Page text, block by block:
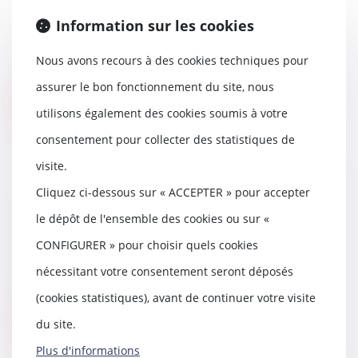
06/05/2025
ne peut être condamné pour des
Lire la suite
à la carte BTP ?
02/05/2025
La carte d’identification
professionnelle d’un salarié du
BTP, souvent abrégé...
Lire la suite
Information sur les cookies
Nous avons recours à des cookies techniques pour
assurer le bon fonctionnement du site, nous
utilisons également des cookies soumis à votre
consentement pour collecter des statistiques de
visite.
Cliquez ci-dessous sur « ACCEPTER » pour accepter
le dépôt de l'ensemble des cookies ou sur «
CONFIGURER » pour choisir quels cookies
nécessitant votre consentement seront déposés
(cookies statistiques), avant de continuer votre visite
du site.
Plus d'informations